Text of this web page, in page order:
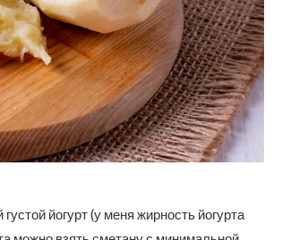
йогурт (у меня жирность йогурта